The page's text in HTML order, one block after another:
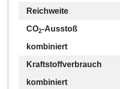
Reichweite
CO2-Ausstoß
kombiniert
Kraftstoffverbrauch
kombiniert